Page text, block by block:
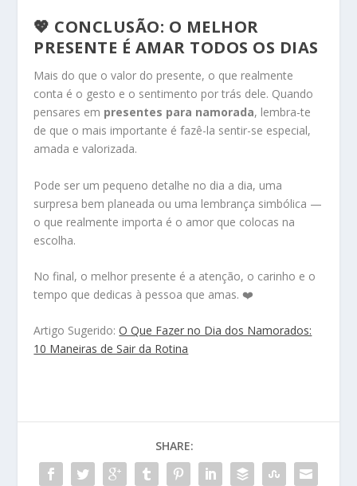
💖 CONCLUSÃO: O MELHOR
PRESENTE É AMAR TODOS OS DIAS
Mais do que o valor do presente, o que realmente
conta é o gesto e o sentimento por trás dele. Quando
pensares em presentes para namorada, lembra-te
de que o mais importante é fazê-la sentir-se especial,
amada e valorizada.
Pode ser um pequeno detalhe no dia a dia, uma
surpresa bem planeada ou uma lembrança simbólica —
o que realmente importa é o amor que colocas na
escolha.
No final, o melhor presente é a atenção, o carinho e o
tempo que dedicas à pessoa que amas. ❤️
Artigo Sugerido:O Que Fazer no Dia dos Namorados:
10 Maneiras de Sair da Rotina
SHARE: